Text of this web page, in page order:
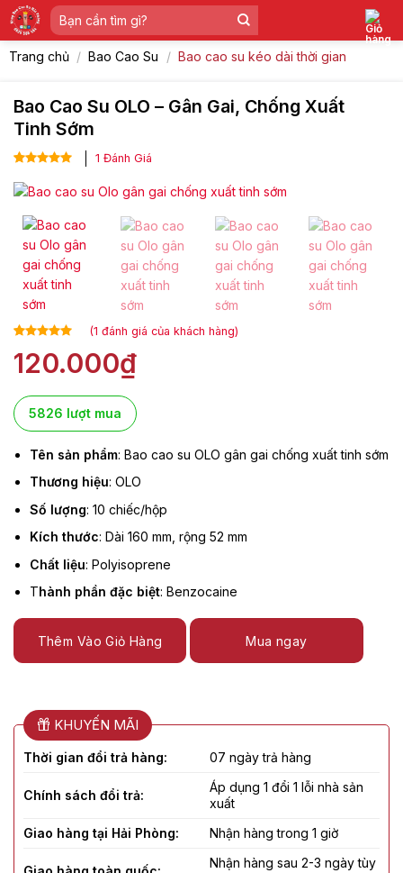
Skip
to
content
Tìm
kiếm:
Trang chủ / Bao Cao Su / Bao cao su kéo dài thời gian
Bao Cao Su OLO – Gân Gai, Chống Xuất
Tinh Sớm
5.00
dựa trên
1
1 Đánh Giá
5.00 trên 5
dựa trên
1
(1 đánh giá của khách hàng)
120.000₫
5826 lượt mua
Tên sản phẩm: Bao cao su OLO gân gai chống xuất tinh sớm
Thương hiệu: OLO
Số lượng: 10 chiếc/hộp
Kích thước: Dài 160 mm, rộng 52 mm
Chất liệu: Polyisoprene
Thành phần đặc biệt: Benzocaine
Thêm Vào Giỏ Hàng Mua ngay
KHUYẾN MÃI
Thời gian đổi trả hàng: 07 ngày trả hàng
Chính sách đổi trả:
Áp dụng 1 đổi 1 lỗi nhà sản
xuất
Giao hàng tại Hải Phòng:
Nhận hàng trong 1 giờ
Nhận hàng sau 2-3 ngày tùy